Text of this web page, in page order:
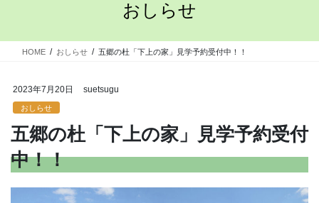
おしらせ
HOME おしらせ 五郷の杜「下上の家」見学予約受付中！！
2023年7月20日 suetsugu
おしらせ
五郷の杜「下上の家」見学予約受付
中！！